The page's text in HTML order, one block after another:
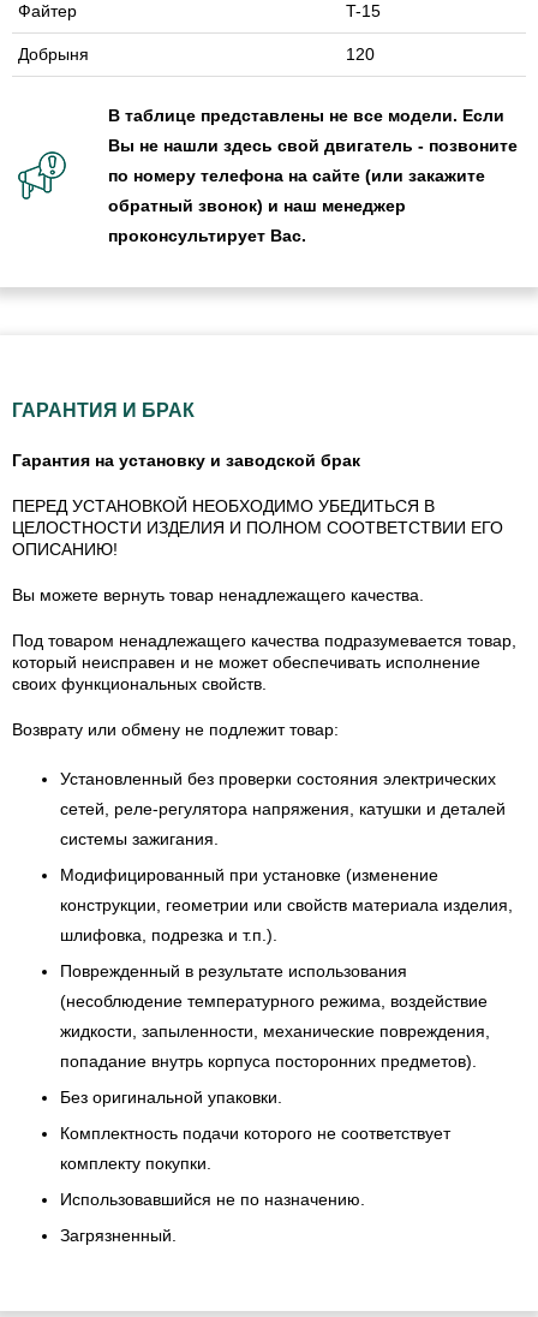
Файтер T-15
Добрыня 120
В таблице представлены не все модели. Если
Вы не нашли здесь свой двигатель - позвоните
по номеру телефона на сайте (или закажите
обратный звонок) и наш менеджер
проконсультирует Вас.
ГАРАНТИЯ И БРАК
Гарантия на установку и заводской брак
ПЕРЕД УСТАНОВКОЙ НЕОБХОДИМО УБЕДИТЬСЯ В
ЦЕЛОСТНОСТИ ИЗДЕЛИЯ И ПОЛНОМ СООТВЕТСТВИИ ЕГО
ОПИСАНИЮ!
Вы можете вернуть товар ненадлежащего качества.
Под товаром ненадлежащего качества подразумевается товар,
который неисправен и не может обеспечивать исполнение
своих функциональных свойств.
Возврату или обмену не подлежит товар:
Установленный без проверки состояния электрических
сетей, реле-регулятора напряжения, катушки и деталей
системы зажигания.
Модифицированный при установке (изменение
конструкции, геометрии или свойств материала изделия,
шлифовка, подрезка и т.п.).
Поврежденный в результате использования
(несоблюдение температурного режима, воздействие
жидкости, запыленности, механические повреждения,
попадание внутрь корпуса посторонних предметов).
Без оригинальной упаковки.
Комплектность подачи которого не соответствует
комплекту покупки.
Использовавшийся не по назначению.
Загрязненный.